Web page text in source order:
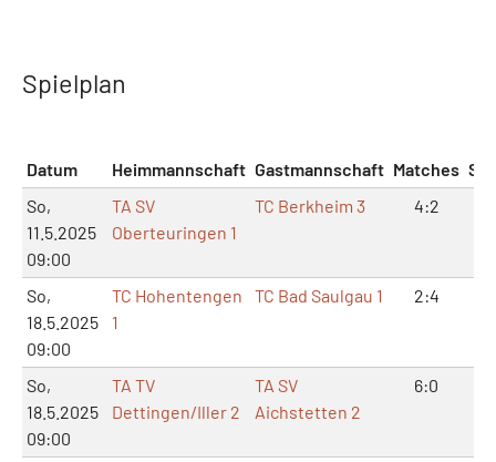
Spielplan
Datum Heimmannschaft Gastmannschaft Matches
So,
11.5.2025
09:00
TA SV
Oberteuringen 1
TC Berkheim 3 4:2
So,
18.5.2025
09:00
TC Hohentengen
1
TC Bad Saulgau 1 2:4
So,
18.5.2025
09:00
TA TV
Dettingen/Iller 2
TA SV
Aichstetten 2
6:0